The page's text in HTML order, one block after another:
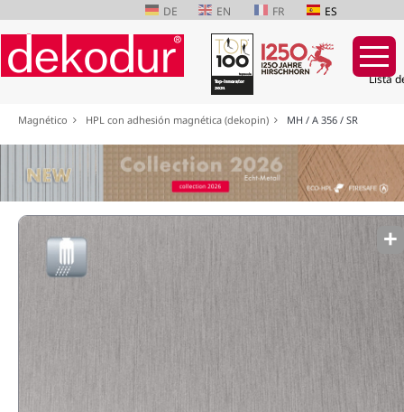
DE EN FR ES
Lista
navegación
Magnético HPL con adhesión magnética (dekopin) MH / A 356 / SR